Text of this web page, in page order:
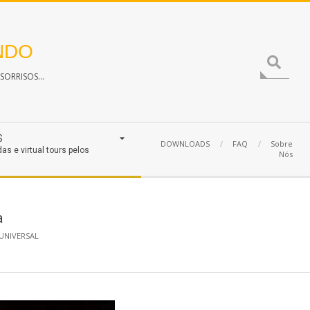
e virtual tours pelos
DOWNLOADS FAQ
Sobre
Nós